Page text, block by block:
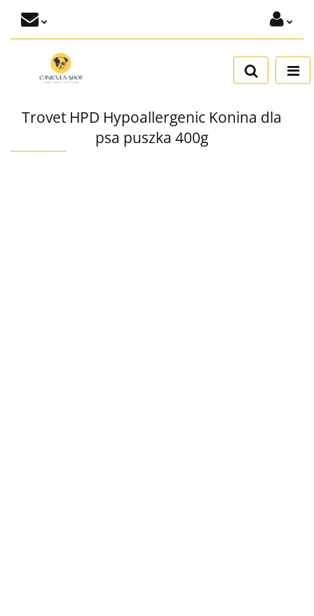
Zaloguj się
Dodaj zgłoszenie
Trovet HPD Hypoallergenic Konina dla
psa puszka 400g